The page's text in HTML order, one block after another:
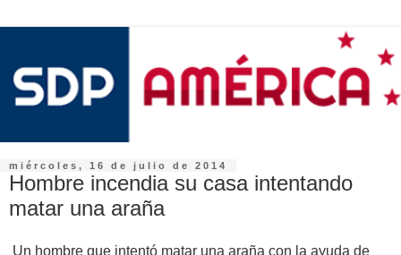
miércoles, 16 de julio de 2014
Hombre incendia su casa intentando
matar una araña
Un hombre que intentó matar una araña con la ayuda de